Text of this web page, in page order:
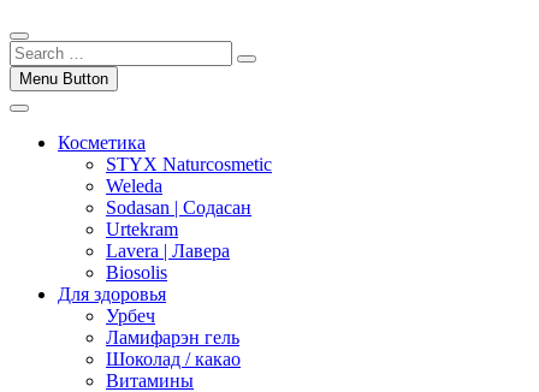
Menu Button
Косметика
STYX Naturcosmetic
Weleda
Sodasan | Содасан
Urtekram
Lavera | Лавера
Biosolis
Для здоровья
Урбеч
Ламифарэн гель
Шоколад / какао
Витамины